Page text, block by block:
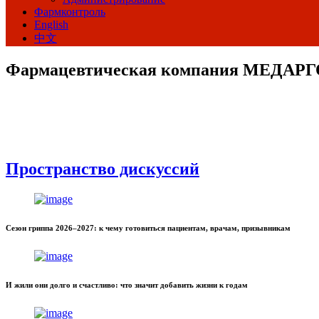
Фармконтроль
English
中文
Фармацевтическая компания
Пространство дискуссий
Сезон гриппа 2026–2027: к чему готовиться пациентам, врачам, призывникам
И жили они долго и счастливо: что значит добавить жизни к годам